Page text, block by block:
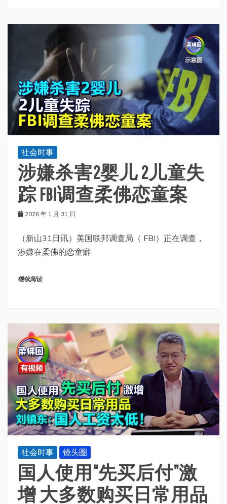
社会时事
涉嫌杀害2婴儿 2儿童失
踪 FBI调查柔佛恋童案
2026 年 1 月 31 日
（新山31日讯）美国联邦调查局（ FBI）正在调查，
涉嫌在柔佛的恋童癖
继续阅读
社会时事 镜头圈
国人使用“先买后付”激
增 大多数购买日常用品